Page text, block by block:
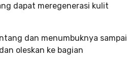
dapat meregenerasi kulit
dan menumbuknya sampai
oleskan ke bagian